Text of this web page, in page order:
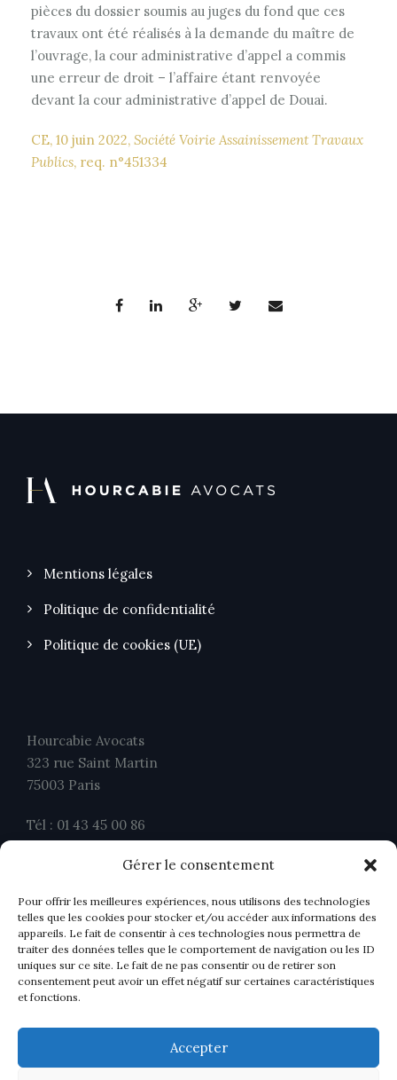
Gérer le consentement
Pour offrir les meilleures expériences, nous utilisons des technologies
telles que les cookies pour stocker et/ou accéder aux informations des
appareils. Le fait de consentir à ces technologies nous permettra de
traiter des données telles que le comportement de navigation ou les ID
uniques sur ce site. Le fait de ne pas consentir ou de retirer son
consentement peut avoir un effet négatif sur certaines caractéristiques
et fonctions.
Accepter
pièces du dossier soumis au juges du fond que ces
travaux ont été réalisés à la demande du maître de
l’ouvrage, la cour administrative d’appel a commis
une erreur de droit – l’affaire étant renvoyée
devant la cour administrative d’appel de Douai.
CE, 10 juin 2022, Société Voirie Assainissement Travaux
Publics, req. n°451334
Mentions légales
Politique de confidentialité
Politique de cookies (UE)
Hourcabie Avocats
323 rue Saint Martin
75003 Paris
Tél : 01 43 45 00 86
contact@ahavocats.fr